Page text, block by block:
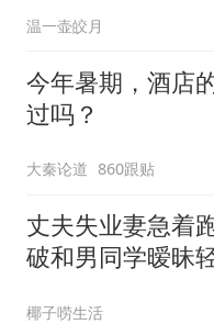
温一壶皎月
今年暑期，酒店
过吗？
大秦论道 860跟贴
丈夫失业妻急着
破和男同学暧昧
椰子唠生活